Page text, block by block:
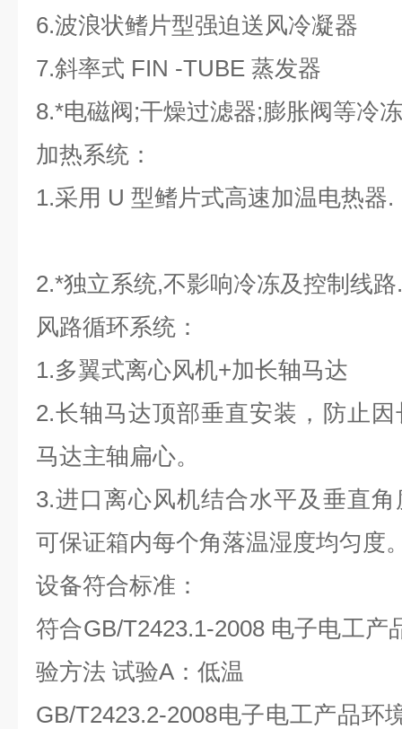
6.波浪状鳍片型强迫送风冷凝器
7.斜率式 FIN -TUBE 蒸发器
8.*电磁阀;干燥过滤器;膨胀阀等冷
加热系统：
1.采用 U 型鳍片式高速加温电热器.
2.*独立系统,不影响冷冻及控制线路.
风路循环系统：
1.多翼式离心风机+加长轴马达
2.长轴马达顶部垂直安装，防止
马达主轴扁心。
3.进口离心风机结合水平及垂直
可保证箱内每个角落温湿度均匀度
设备符合标准：
符合GB/T2423.1-2008 电子电工产
验方法 试验A：低温
GB/T2423.2-2008电子电工产品环